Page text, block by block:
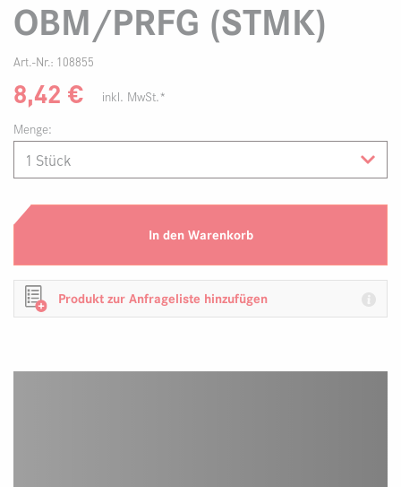
OBM/PRFG (STMK)
Art.-Nr.: 108855
8,42 €
inkl. MwSt.*
Menge:
In den Warenkorb
Produkt zur Anfrageliste hinzufügen